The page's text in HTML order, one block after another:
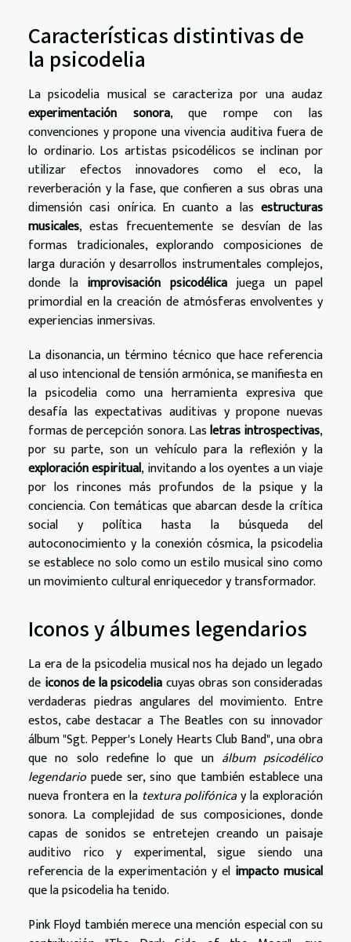
Características distintivas de
la psicodelia
La psicodelia musical se caracteriza por una audaz
experimentación sonora, que rompe con las
convenciones y propone una vivencia auditiva fuera de
lo ordinario. Los artistas psicodélicos se inclinan por
utilizar efectos innovadores como el eco, la
reverberación y la fase, que confieren a sus obras una
dimensión casi onírica. En cuanto a las estructuras
musicales, estas frecuentemente se desvían de las
formas tradicionales, explorando composiciones de
larga duración y desarrollos instrumentales complejos,
donde la improvisación psicodélicajuega un papel
primordial en la creación de atmósferas envolventes y
experiencias inmersivas.
La disonancia, un término técnico que hace referencia
al uso intencional de tensión armónica, se manifiesta en
la psicodelia como una herramienta expresiva que
desafía las expectativas auditivas y propone nuevas
formas de percepción sonora. Lasletras introspectivas,
por su parte, son un vehículo para la reflexión y la
exploración espiritual, invitando a los oyentes a un viaje
por los rincones más profundos de la psique y la
conciencia. Con temáticas que abarcan desde la crítica
social y política hasta la búsqueda del
autoconocimiento y la conexión cósmica, la psicodelia
se establece no solo como un estilo musical sino como
un movimiento cultural enriquecedor y transformador.
Iconos y álbumes legendarios
La era de la psicodelia musical nos ha dejado un legado
de iconos de la psicodeliacuyas obras son consideradas
verdaderas piedras angulares del movimiento. Entre
estos, cabe destacar a The Beatles con su innovador
álbum "Sgt. Pepper's Lonely Hearts Club Band", una obra
que no solo redefine lo que un álbum psicodélico
legendario puede ser, sino que también establece una
nueva frontera en la textura polifónicay la exploración
sonora. La complejidad de sus composiciones, donde
capas de sonidos se entretejen creando un paisaje
auditivo rico y experimental, sigue siendo una
referencia de la experimentación y el impacto musical
que la psicodelia ha tenido.
Pink Floyd también merece una mención especial con su